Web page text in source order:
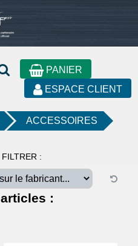
PANIER
ESPACE CLIENT
ACCESSOIRES
FILTRER :
: